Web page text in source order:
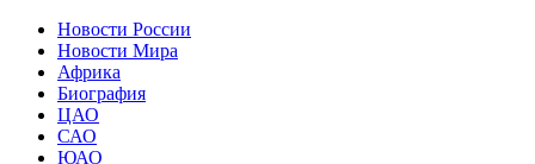
Новости России
Новости Мира
Африка
Биография
ЦАО
САО
ЮАО